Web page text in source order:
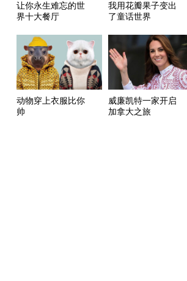
让你永生难忘的世
界十大餐厅
我用花瓣果子变出
了童话世界
动物穿上衣服比你
帅
威廉凯特一家开启
加拿大之旅